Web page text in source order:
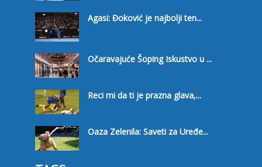
Agasi: Đoković je najbolji ten...
Očaravajuće Šoping Iskustvo u ...
Reci mi da ti je prazna glava,...
Oaza Zelenila: Saveti za Uređe...